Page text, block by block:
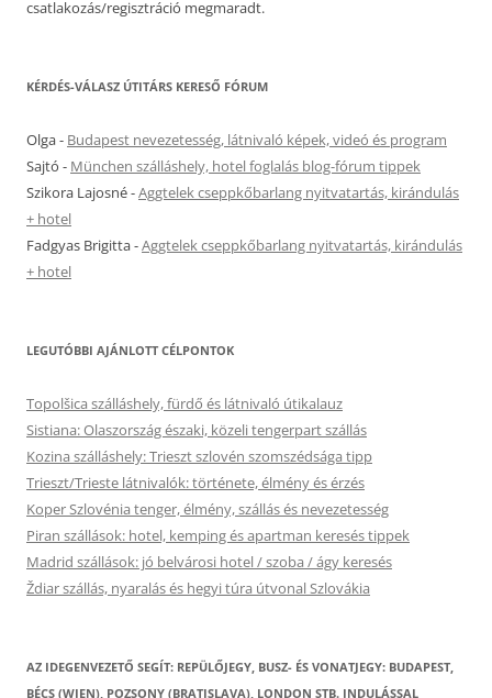
csatlakozás/regisztráció megmaradt.
KÉRDÉS-VÁLASZ ÚTITÁRS KERESŐ FÓRUM
Olga- Budapest nevezetesség, látnivaló képek, videó és program
Sajtó - München szálláshely, hotel foglalás blog-fórum tippek
Szikora Lajosné-Aggtelek cseppkőbarlang nyitvatartás, kirándulás
+ hotel
Fadgyas Brigitta-Aggtelek cseppkőbarlang nyitvatartás, kirándulás
+ hotel
LEGUTÓBBI AJÁNLOTT CÉLPONTOK
Topolšica szálláshely, fürdő és látnivaló útikalauz
Sistiana: Olaszország északi, közeli tengerpart szállás
Kozina szálláshely: Trieszt szlovén szomszédsága tipp
Trieszt/Trieste látnivalók: története, élmény és érzés
Koper Szlovénia tenger, élmény, szállás és nevezetesség
Piran szállások: hotel, kemping és apartman keresés tippek
Madrid szállások: jó belvárosi hotel / szoba / ágy keresés
Ždiar szállás, nyaralás és hegyi túra útvonal Szlovákia
AZ IDEGENVEZETŐ SEGÍT: REPÜLŐJEGY, BUSZ- ÉS VONATJEGY: BUDAPEST,
BÉCS (WIEN), POZSONY (BRATISLAVA), LONDON STB. INDULÁSSAL